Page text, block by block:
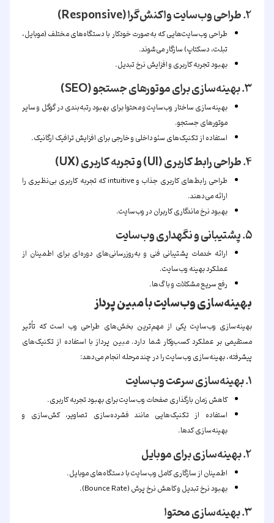
۲. طراحی وب‌سایت واکنش‌گرا (Responsive)
طراحی وب‌سایت‌هایی که به‌صورت خودکار با دستگاه‌های مختلف (موبایل،
تبلت، دسکتاپ) سازگار می‌شوند.
بهبود تجربه کاربری و افزایش نرخ تبدیل.
۳. بهینه‌سازی برای موتورهای جستجو (SEO)
بهینه‌سازی ساختار وب‌سایت و محتوا برای بهبود رتبه‌بندی در گوگل و سایر
موتورهای جستجو.
استفاده از تکنیک‌های سئو داخلی و خارجی برای افزایش ترافیک ارگانیک.
۴. طراحی رابط کاربری (UI) و تجربه کاربری (UX)
طراحی رابط‌های کاربری جذاب و intuitive که تجربه کاربری بی‌نظیری را
ارائه می‌دهند.
بهبود نرخ ماندگاری کاربران در وب‌سایت.
۵. پشتیبانی و نگهداری وب‌سایت
ارائه خدمات پشتیبانی فنی و به‌روزرسانی‌های دوره‌ای برای اطمینان از
عملکرد بهینه وب‌سایت.
رفع سریع مشکلات و باگ‌ها.
بهینه‌سازی وب‌سایت با مبین پرداز
بهینه‌سازی وب‌سایت یکی از مهم‌ترین بخش‌های طراحی وب است که تأثیر
مستقیمی بر عملکرد کسب‌وکار شما دارد. مبین پرداز با استفاده از تکنیک‌های
پیشرفته، بهینه‌سازی وب‌سایت را در چند مرحله انجام می‌دهد:
۱. بهینه‌سازی سرعت وب‌سایت
کاهش زمان بارگذاری صفحات وب‌سایت برای بهبود تجربه کاربری.
استفاده از تکنیک‌هایی مانند فشرده‌سازی تصاویر، کش‌سازی و
بهینه‌سازی کدها.
۲. بهینه‌سازی برای موبایل
اطمینان از سازگاری کامل وب‌سایت با دستگاه‌های موبایل.
بهبود نرخ تبدیل و کاهش نرخ پرش (Bounce Rate).
۳. بهینه‌سازی محتوا